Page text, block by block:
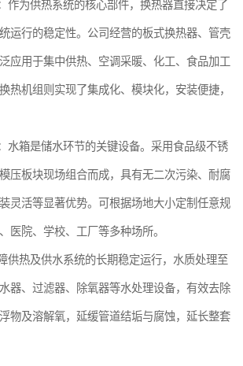
作为供热系统的核心部件，换热器直接决定了
运行的稳定性。公司经营的板式换热器、管壳
应用于集中供热、空调采暖、化工、食品加工
热机组则实现了集成化、模块化，安装便捷，
水箱是储水环节的关键设备。采用食品级不锈
压板块现场组合而成，具有无二次污染、耐腐
灵活等显著优势。可根据场地大小定制任意规
医院、学校、工厂等多种场所。
供热及供水系统的长期稳定运行，水质处理至
器、过滤器、除氧器等水处理设备，有效去除
物及溶解氧，延缓管道结垢与腐蚀，延长整套